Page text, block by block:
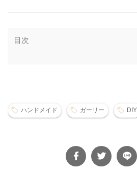
目次
ハンドメイド ガーリー DIY